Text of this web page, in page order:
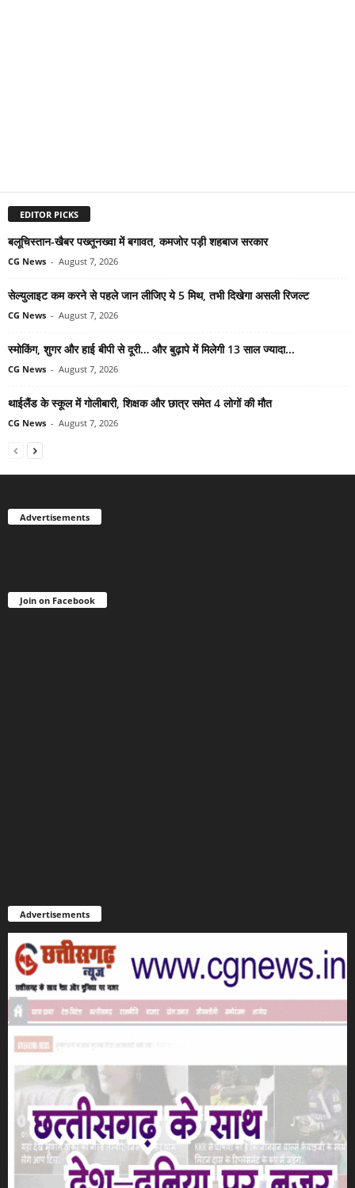
EDITOR PICKS
बलूचिस्तान-खैबर पख्तूनख्वा में बगावत, कमजोर पड़ी शहबाज सरकार
CG News - August 7, 2026
सेल्युलाइट कम करने से पहले जान लीजिए ये 5 मिथ, तभी दिखेगा असली रिजल्ट
CG News - August 7, 2026
स्मोकिंग, शुगर और हाई बीपी से दूरी… और बुढ़ापे में मिलेगी 13 साल ज्यादा...
CG News - August 7, 2026
थाईलैंड के स्कूल में गोलीबारी, शिक्षक और छात्र समेत 4 लोगों की मौत
CG News - August 7, 2026
Advertisements
Join on Facebook
Advertisements